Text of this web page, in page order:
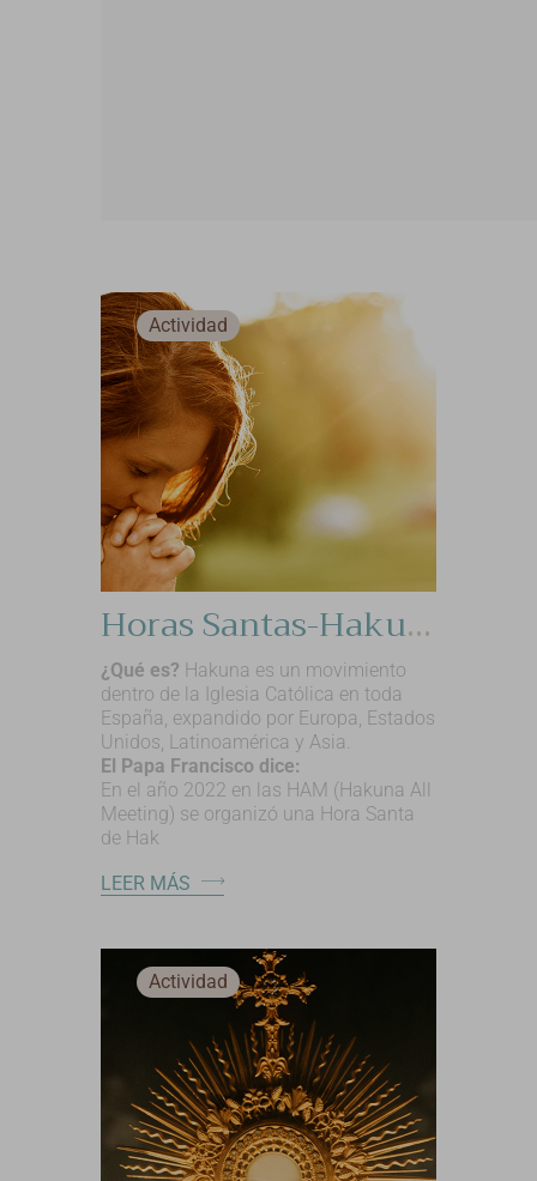
Actividad
Horas Santas-Hakuna
¿Qué es? Hakuna es un movimiento
dentro de la Iglesia Católica en toda
España, expandido por Europa, Estados
Unidos, Latinoamérica y Asia.
El Papa Francisco dice:
En el año 2022 en las HAM (Hakuna All
Meeting) se organizó una Hora Santa
de Hak
LEER MÁS
Actividad